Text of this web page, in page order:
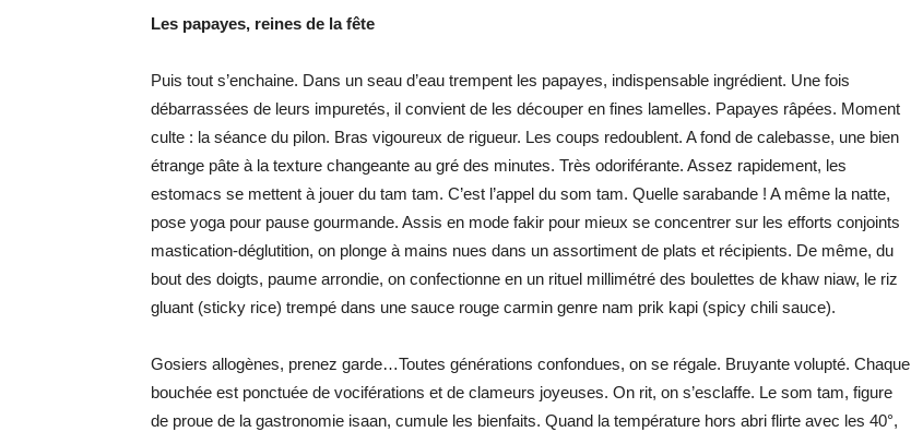
Les papayes, reines de la fête
Puis tout s’enchaine. Dans un seau d’eau trempent les papayes, indispensable ingrédient. Une fois
débarrassées de leurs impuretés, il convient de les découper en fines lamelles. Papayes râpées. Moment
culte : la séance du pilon. Bras vigoureux de rigueur. Les coups redoublent. A fond de calebasse, une bien
étrange pâte à la texture changeante au gré des minutes. Très odoriférante. Assez rapidement, les
estomacs se mettent à jouer du tam tam. C’est l’appel du som tam. Quelle sarabande ! A même la natte,
pose yoga pour pause gourmande. Assis en mode fakir pour mieux se concentrer sur les efforts conjoints
mastication-déglutition, on plonge à mains nues dans un assortiment de plats et récipients. De même, du
bout des doigts, paume arrondie, on confectionne en un rituel millimétré des boulettes de khaw niaw, le riz
gluant (sticky rice) trempé dans une sauce rouge carmin genre nam prik kapi (spicy chili sauce).
Gosiers allogènes, prenez garde…Toutes générations confondues, on se régale. Bruyante volupté. Chaque
bouchée est ponctuée de vociférations et de clameurs joyeuses. On rit, on s’esclaffe. Le som tam, figure
de proue de la gastronomie isaan, cumule les bienfaits. Quand la température hors abri flirte avec les 40°,